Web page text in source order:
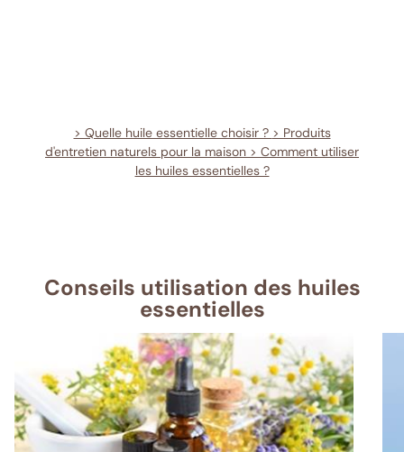
> Quelle huile essentielle choisir ? > Produits
d'entretien naturels pour la maison > Comment utiliser
les huiles essentielles ?
Conseils utilisation des huiles
essentielles